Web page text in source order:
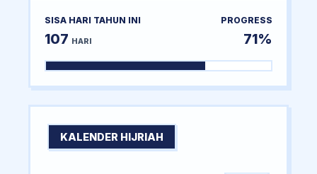
SISA HARI TAHUN INI
107 HARI
PROGRESS
71%
KALENDER HIJRIAH